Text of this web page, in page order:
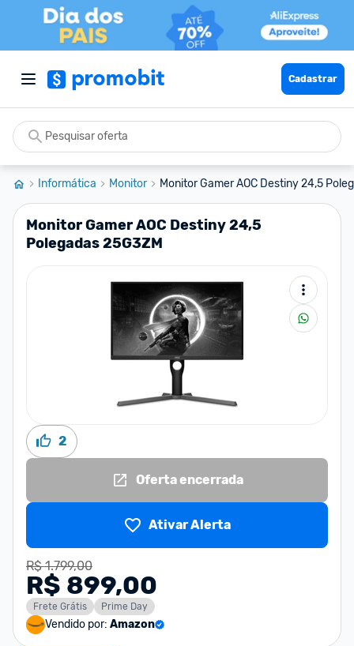
Cadastrar
Informática Monitor Monitor Gamer AOC Destiny 24,5
Monitor Gamer AOC Destiny 24,5
Polegadas 25G3ZM
2
Oferta encerrada
Ativar Alerta
R$ 1.799,00
R$ 899,00
Frete Grátis Prime Day
Vendido por: Amazon